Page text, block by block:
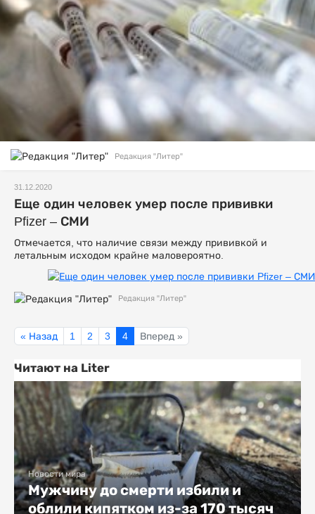
Редакция "Литер"
31.12.2020
Еще один человек умер после прививки
Pfizer – СМИ
Отмечается, что наличие связи между прививкой и
летальным исходом крайне маловероятно.
Редакция "Литер"
« Назад 1 2 3 4 Вперед »
Читают на Liter
Новости мира
Мужчину до смерти избили и
облили кипятком из-за 170 тысяч